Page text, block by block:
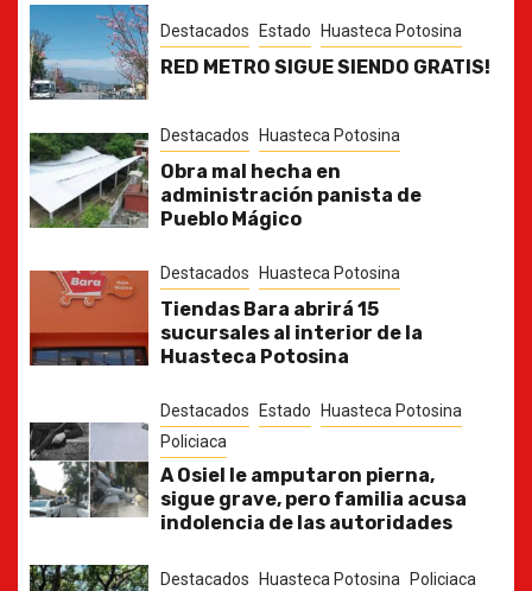
Destacados Estado Huasteca Potosina
RED METRO SIGUE SIENDO GRATIS!
Destacados Huasteca Potosina
Obra mal hecha en
administración panista de
Pueblo Mágico
Destacados Huasteca Potosina
Tiendas Bara abrirá 15
sucursales al interior de la
Huasteca Potosina
Destacados Estado
Huasteca Potosina
Policiaca
A Osiel le amputaron pierna,
sigue grave, pero familia acusa
indolencia de las autoridades
Destacados Huasteca Potosina Policiaca